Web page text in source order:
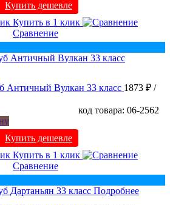
Купить дешевле
Купить в 1 клик
Сравнение
Античный Вулкан 33 класс 1873 ₽ /
код товара: 06-2562
Купить дешевле
Купить в 1 клик
Сравнение
Подробнее